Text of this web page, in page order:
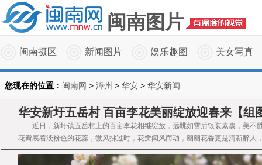
闽南图片
闽南摄区 新闻图片 娱乐趣图 美女写真
您现在的位置： 闽南网 > 漳州 > 华安 > 华安新闻
华安新圩五岳村 百亩李花美丽绽放迎春来【组
近日，新圩镇五岳村上的百亩李花相继绽放，远眺如雪后银装素裹，美不
花瓣裹着淡粉色的花蕊，微风拂过时，花瓣闻风而动，幽幽花香更是清新醉